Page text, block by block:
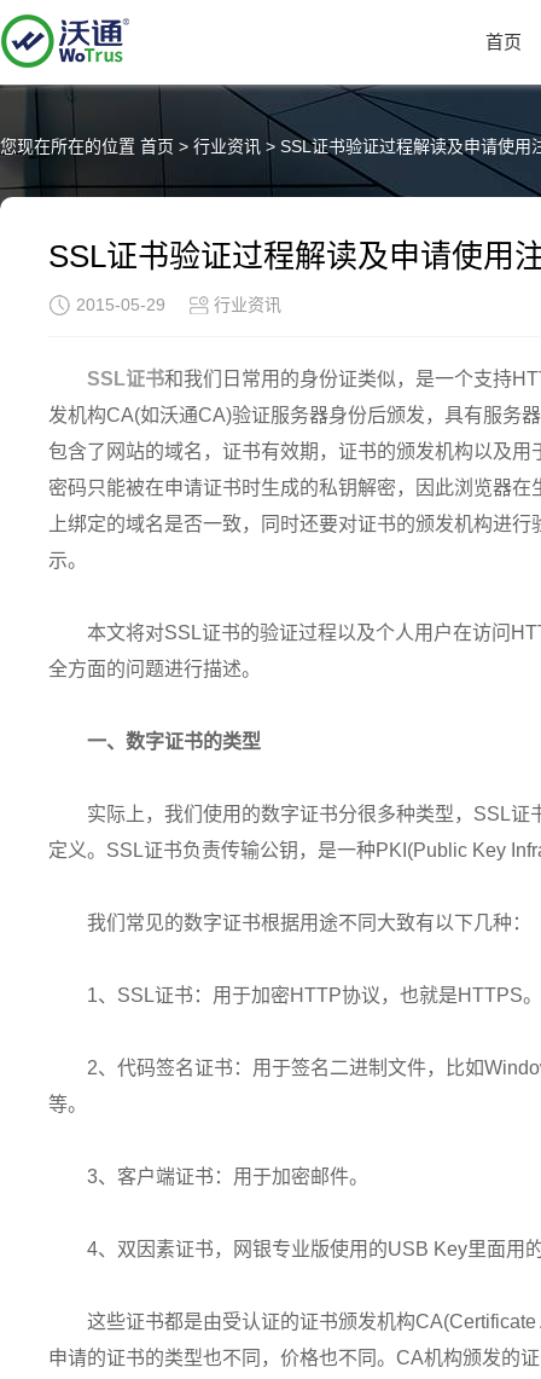
首页
您现在所在的位置 首页 > 行业资讯 > SSL证书验证过程解读及申请使用
SSL证书验证过程解读及申请使用
2015-05-29 行业资讯
SSL证书和我们日常用的身份证类似，是一个支持
发机构CA(如沃通CA)验证服务器身份后颁发，具有服务
包含了网站的域名，证书有效期，证书的颁发机构以及
密码只能被在申请证书时生成的私钥解密，因此浏览器
上绑定的域名是否一致，同时还要对证书的颁发机构进
示。
本文将对SSL证书的验证过程以及个人用户在访问
全方面的问题进行描述。
一、数字证书的类型
实际上，我们使用的数字证书分很多种类型，SSL
定义。SSL证书负责传输公钥，是一种PKI(Public Key
我们常见的数字证书根据用途不同大致有以下几种：
1、SSL证书：用于加密HTTP协议，也就是HTTPS。
2、代码签名证书：用于签名二进制文件，比如
等。
3、客户端证书：用于加密邮件。
4、双因素证书，网银专业版使用的USB Key里面用
这些证书都是由受认证的证书颁发机构
申请的证书的类型也不同，价格也不同。CA机构颁发的